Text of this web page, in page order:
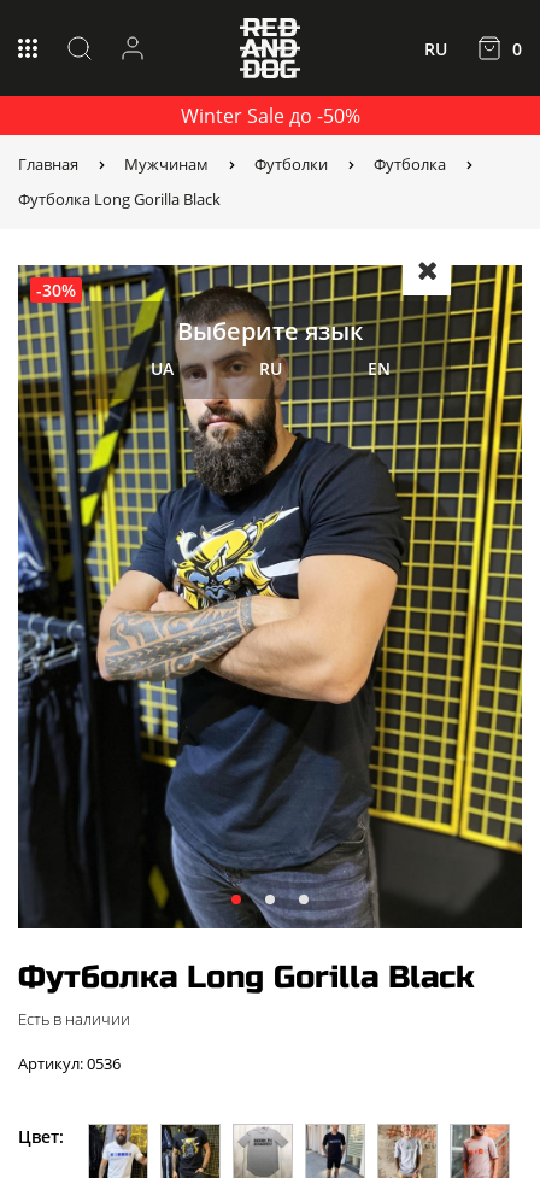
Winter Sale до -50%
RU 0
Главная Мужчинам Футболки
Футболка
Футболка Long Gorilla Black
-30%
Футболка Long Gorilla Black
Есть в наличии
Артикул: 0536
Цвет:
Выберите язык
UA RU EN